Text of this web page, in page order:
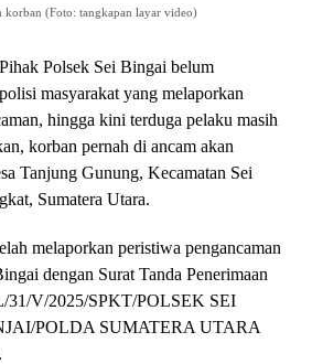
korban (Foto: tangkapan layar video)
Polsek Sei Bingai belum
masyarakat yang melaporkan
hingga kini terduga pelaku masih
korban pernah di ancam akan
Tanjung Gunung, Kecamatan Sei
Sumatera Utara.
melaporkan peristiwa pengancaman
dengan Surat Tanda Penerimaan
31/V/2025/SPKT/POLSEK SEI
POLDA SUMATERA UTARA